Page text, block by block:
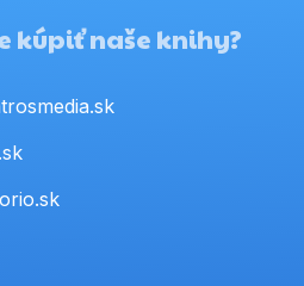
kúpiť naše knihy?